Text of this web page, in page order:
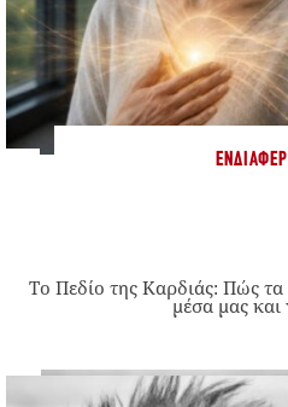
Το Πεδίο της Καρδιάς: Πώς
μέσα μας